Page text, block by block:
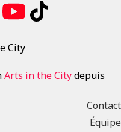
City
Arts in the Citydepuis
Contact
Équipe